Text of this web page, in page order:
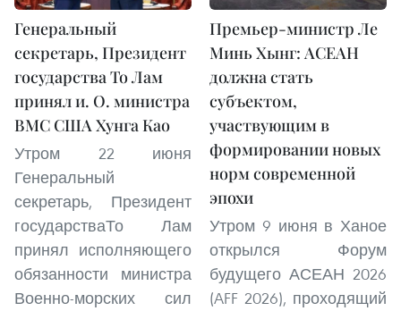
Генеральный
секретарь, Президент
государства То Лам
принял и. О. министра
ВМС США Хунга Као
Утром 22 июня
Генеральный
секретарь, Президент
государстваТо Лам
принял исполняющего
обязанности министра
Военно-морских сил
Премьер-министр Ле
Минь Хынг: АСЕАН
должна стать
субъектом,
участвующим в
формировании новых
норм современной
эпохи
Утром 9 июня в Ханое
открылся Форум
будущего АСЕАН 2026
(AFF 2026), проходящий